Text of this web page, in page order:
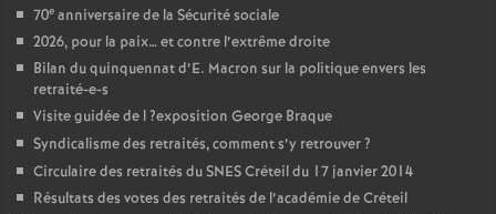
70e anniversaire de la Sécurité sociale
2026, pour la paix… et contre l’extrême droite
Bilan du quinquennat d’E. Macron sur la politique envers les
retraité-e-s
Visite guidée de l?exposition George Braque
Syndicalisme des retraités, comment s’y retrouver?
Circulaire des retraités duSNESCréteil du 17 janvier 2014
Résultats des votes des retraités de l’académie de Créteil